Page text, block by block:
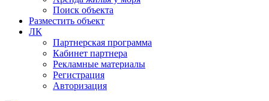
Поиск объекта
Разместить объект
ЛК
Партнерская программа
Кабинет партнера
Рекламные материалы
Регистрация
Авторизация